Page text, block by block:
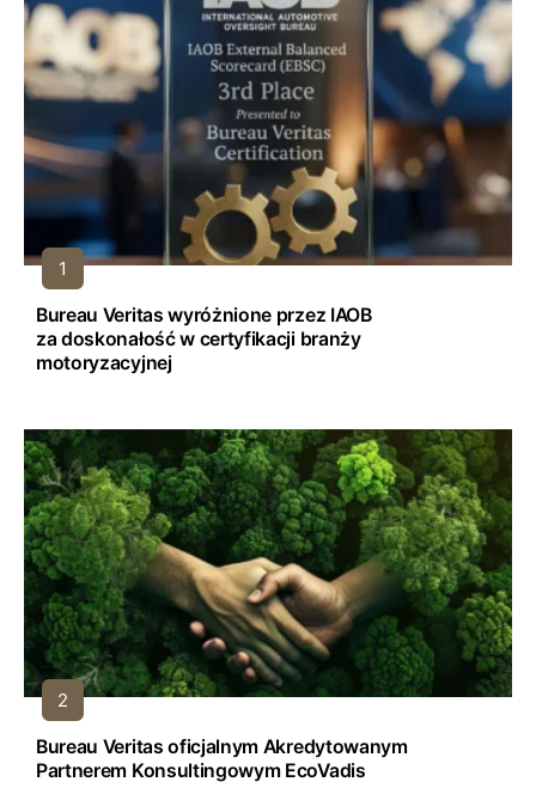
Bureau Veritas wyróżnione przez IAOB
za doskonałość w certyfikacji branży
motoryzacyjnej
Bureau Veritas oficjalnym Akredytowanym
Partnerem Konsultingowym EcoVadis